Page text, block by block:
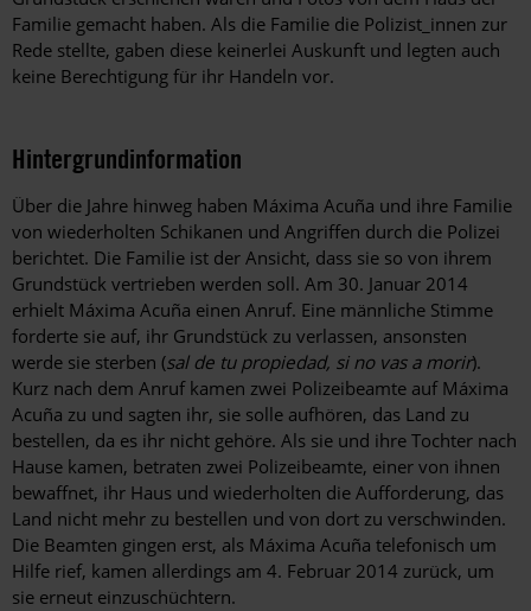
Familie gemacht haben. Als die Familie die Polizist_innen zur
Rede stellte, gaben diese keinerlei Auskunft und legten auch
keine Berechtigung für ihr Handeln vor.
Hintergrundinformation
Hintergrund
Über die Jahre hinweg haben Máxima Acuña und ihre Familie
von wiederholten Schikanen und Angriffen durch die Polizei
berichtet. Die Familie ist der Ansicht, dass sie so von ihrem
Grundstück vertrieben werden soll. Am 30. Januar 2014
erhielt Máxima Acuña einen Anruf. Eine männliche Stimme
forderte sie auf, ihr Grundstück zu verlassen, ansonsten
werde sie sterben (sal de tu propiedad, si no vas a morir).
Kurz nach dem Anruf kamen zwei Polizeibeamte auf Máxima
Acuña zu und sagten ihr, sie solle aufhören, das Land zu
bestellen, da es ihr nicht gehöre. Als sie und ihre Tochter nach
Hause kamen, betraten zwei Polizeibeamte, einer von ihnen
bewaffnet, ihr Haus und wiederholten die Aufforderung, das
Land nicht mehr zu bestellen und von dort zu verschwinden.
Die Beamten gingen erst, als Máxima Acuña telefonisch um
Hilfe rief, kamen allerdings am 4. Februar 2014 zurück, um
sie erneut einzuschüchtern.